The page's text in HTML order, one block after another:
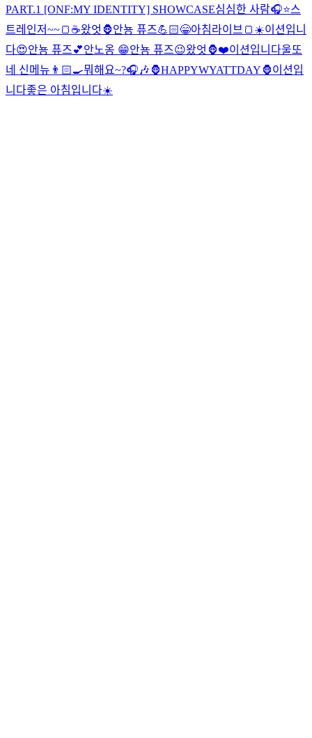
PART.1 [ONF:MY IDENTITY] SHOWCASE심심한 사람🎧⭐️스
트레인저~~🍞☕️왔엇🦍안뇽 퓨즈💪🏻😁아침라이브🍞☀️이션입니
다😍안뇽 퓨즈💕안노옹 😁안뇽 퓨즈😉왔엇🦍❤️이션입니다울또
네 신메뉴👨🏻‍🍳뭐해요~?🎧🎶 🦍HAPPYWYATTDAY🦍이션입
니다좋은 아침입니다☀️